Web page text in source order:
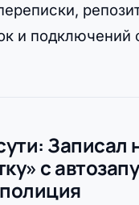
и подключений
Записал
с